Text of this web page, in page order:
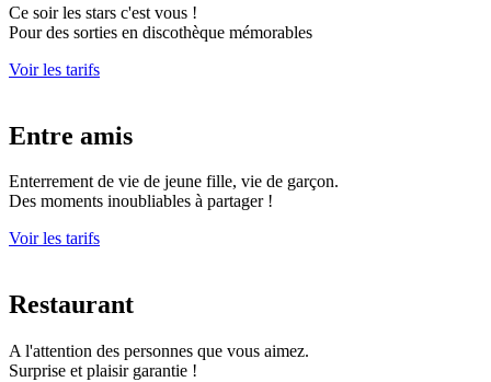
Ce soir les stars c'est vous !
Pour des sorties en discothèque mémorables
Voir les tarifs
Entre amis
Enterrement de vie de jeune fille, vie de garçon.
Des moments inoubliables à partager !
Voir les tarifs
Restaurant
A l'attention des personnes que vous aimez.
Surprise et plaisir garantie !